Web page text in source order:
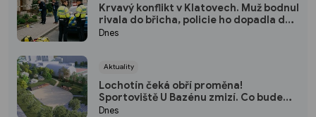
Krvavý konflikt v Klatovech. Muž bodnul
rivala do břicha, policie ho dopadla do
dvou hodin
Dnes
Aktuality
Lochotín čeká obří proměna!
Sportoviště U Bazénu zmizí. Co bude
místo něj?
Dnes